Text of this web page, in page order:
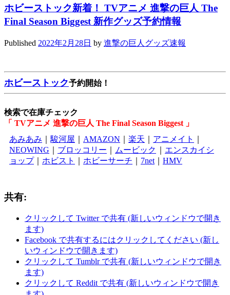
ホビーストック新着！ TVアニメ 進撃の巨人 The
Final Season Biggest 新作グッズ予約情報
Published 2022年2月28日 by 進撃の巨人グッズ速報
ホビーストック予約開始！
検索で在庫チェック
「 TVアニメ 進撃の巨人 The Final Season Biggest 」
あみあみ
駿河屋 AMAZON 楽天 アニメイト
NEOWING
ブロッコリー ムービック
エンスカイシ
ョップ｜ ホビスト ホビーサーチ 7net HMV
共有:
クリックして Twitter で共有 (新しいウィンドウで開き
ます)
Facebook で共有するにはクリックしてください (新し
いウィンドウで開きます)
クリックして Tumblr で共有 (新しいウィンドウで開き
ます)
クリックして Reddit で共有 (新しいウィンドウで開き